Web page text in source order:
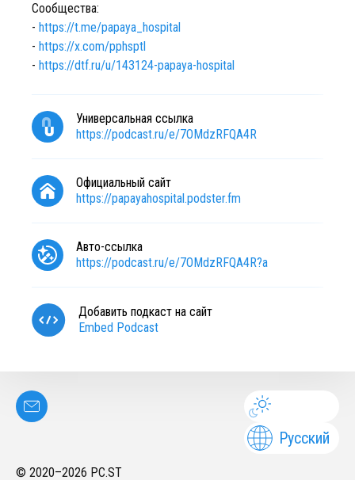
Сообщества:
- https://t.me/papaya_hospital
- https://x.com/pphsptl
- https://dtf.ru/u/143124-papaya-hospital
Универсальная ссылка
https://podcast.ru/e/7OMdzRFQA4R
Официальный сайт
https://papayahospital.podster.fm
Авто-ссылка
https://podcast.ru/e/7OMdzRFQA4R?a
Добавить подкаст на сайт
Embed Podcast
Русский
© 2020–2026 PC.ST